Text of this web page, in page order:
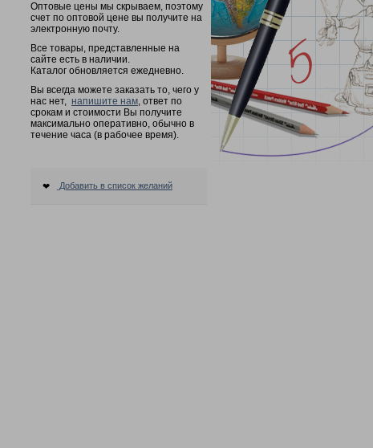
Оптовые цены мы скрываем, поэтому
счет по оптовой цене вы получите на
электронную почту.
Все товары, представленные на
сайте есть в наличии.
Каталог обновляется ежедневно.
Вы всегда можете заказать то, чего у
нас нет, напишите нам, ответ по
срокам и стоимости Вы получите
максимально оперативно, обычно в
течение часа (в рабочее время).
Добавить в список желаний